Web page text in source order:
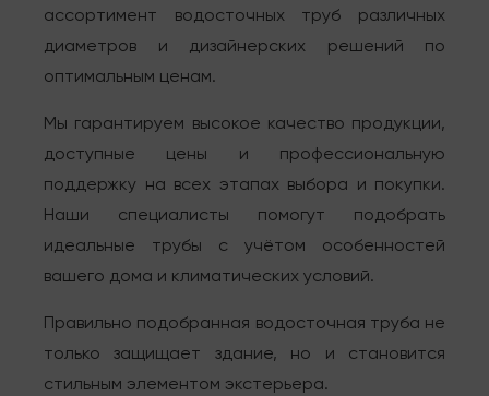
ассортимент водосточных труб различных
диаметров и дизайнерских решений по
оптимальным ценам.
Мы гарантируем высокое качество продукции,
доступные цены и профессиональную
поддержку на всех этапах выбора и покупки.
Наши специалисты помогут подобрать
идеальные трубы с учётом особенностей
вашего дома и климатических условий.
Правильно подобранная водосточная труба не
только защищает здание, но и становится
стильным элементом экстерьера.